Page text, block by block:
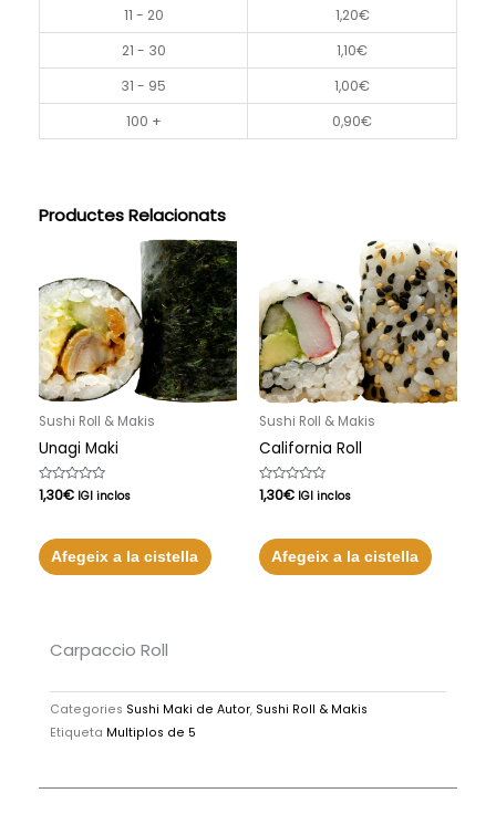
11 - 20
1,20€
21 - 30
1,10€
31 - 95
1,00€
100 +
0,90€
Productes Relacionats
Sushi Roll & Makis
Unagi Maki
Puntuat
amb
5
1,30€ IGI inclos
Afegeix a la cistella
Sushi Roll & Makis
California Roll
Puntuat
amb
5
1,30€ IGI inclos
Afegeix a la cistella
Carpaccio Roll
Categories Sushi Maki de Autor, Sushi Roll & Makis
Etiqueta Multiplos de 5